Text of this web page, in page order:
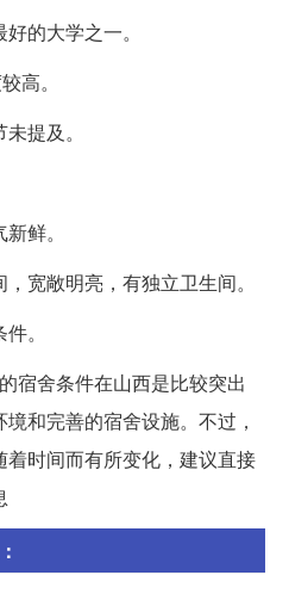
的大学之一。
高。
提及。
鲜。
宽敞明亮，有独立卫生间。
。
宿舍条件在山西是比较突出
和完善的宿舍设施。不过，
时间而有所变化，建议直接